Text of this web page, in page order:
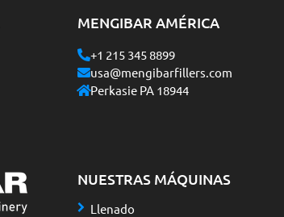
MENGIBAR AMÉRICA
+1 215 345 8899
usa@mengibarfillers.com
Perkasie PA 18944
NUESTRAS MÁQUINAS
Llenado